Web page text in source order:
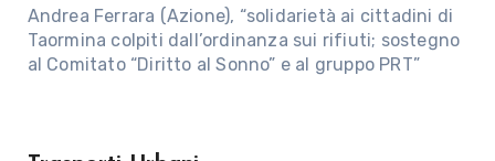
Andrea Ferrara (Azione), “solidarietà ai cittadini di
Taormina colpiti dall’ordinanza sui rifiuti; sostegno
al Comitato “Diritto al Sonno” e al gruppo PRT”